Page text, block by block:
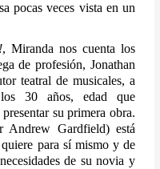
pocas veces vista en un
, Miranda nos cuenta los
de profesión, Jonathan
teatral de musicales, a
30 años, edad que
su primera obra.
Andrew Gardfield) está
para sí mismo y de
de su novia y